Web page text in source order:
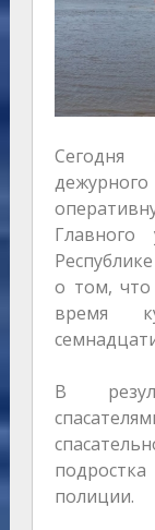
Сегодня
о том, что
время
В
полиции.